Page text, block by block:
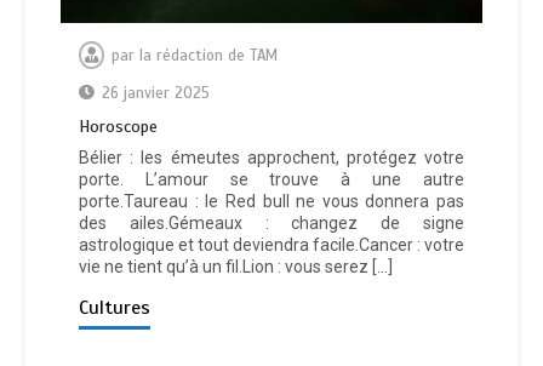
par la rédaction de TAM
26 janvier 2025
Horoscope
Bélier : les émeutes approchent, protégez votre
porte. L’amour se trouve à une autre
porte.Taureau : le Red bull ne vous donnera pas
des ailes.Gémeaux : changez de signe
astrologique et tout deviendra facile.Cancer : votre
vie ne tient qu’à un fil.Lion : vous serez […]
Cultures